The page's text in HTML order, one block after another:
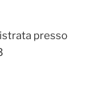
presso